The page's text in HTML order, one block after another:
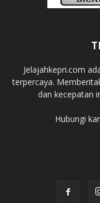
Jelajahkepri.com
terpercaya.
dan kecepatan
Hubungi